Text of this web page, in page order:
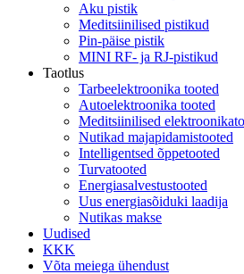
Aku pistik
Meditsiinilised pistikud
Pin-päise pistik
MINI RF- ja RJ-pistikud
Taotlus
Tarbeelektroonika tooted
Autoelektroonika tooted
Meditsiinilised
Nutikad majapidamistooted
Intelligentsed õppetooted
Turvatooted
Energiasalvestustooted
Uus energiasõiduki laadija
Nutikas makse
Uudised
KKK
Võta meiega ühendust